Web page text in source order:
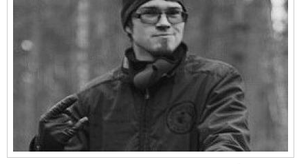
Карная псыхіятрыя
КПЧ ААН
Культурныя правы
Мігранты